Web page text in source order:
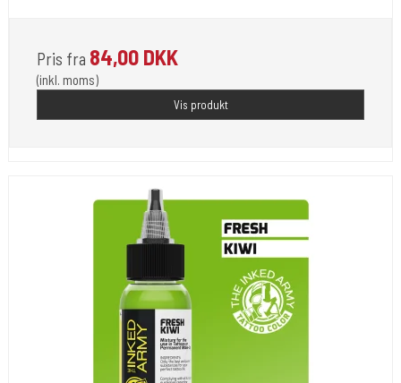
Pris fra 84,00 DKK
(inkl. moms)
Vis produkt